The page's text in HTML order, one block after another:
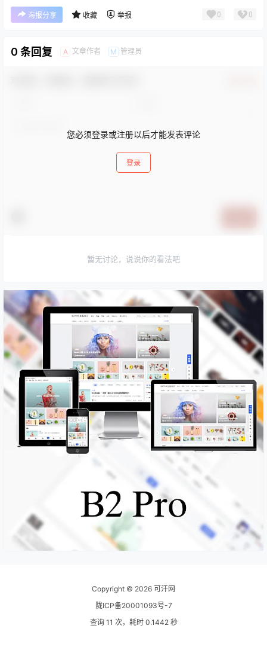
海报分享 收藏 举报 0 0
0 条回复 A 文章作者 M 管理员
您必须登录或注册以后才能发表评论
登录
暂无讨论，说说你的看法吧
Copyright © 2026 可汗网
陇ICP备20001093号-7
查询 11 次，耗时 0.1442 秒